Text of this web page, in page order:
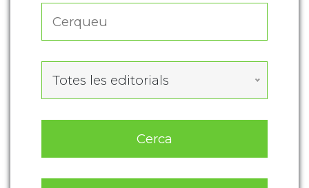
Totes les editorials
Cerca